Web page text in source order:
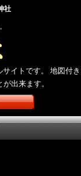
社
イトです。 地図付き
出来ます。